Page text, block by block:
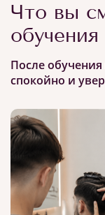
Что вы
обучения
После
спокойно и